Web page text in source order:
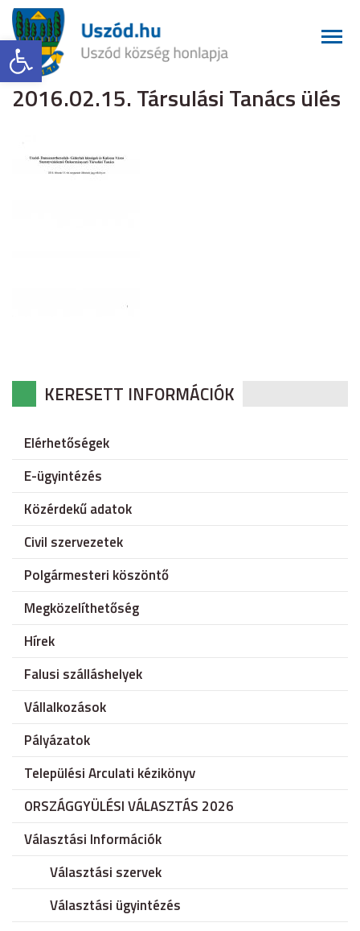
Eszköztár megnyitása
2016.02.15. Társulási Tanács ülés
KERESETT INFORMÁCIÓK
Elérhetőségek
E-ügyintézés
Közérdekű adatok
Civil szervezetek
Polgármesteri köszöntő
Megközelíthetőség
Hírek
Falusi szálláshelyek
Vállalkozások
Pályázatok
Települési Arculati kézikönyv
ORSZÁGGYÜLÉSI VÁLASZTÁS 2026
Választási Információk
Választási szervek
Választási ügyintézés